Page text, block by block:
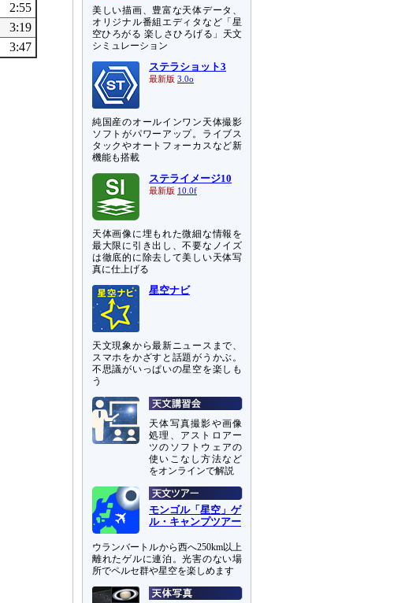
2:55
3:19
3:47
美しい描画、豊富な天体データ、
オリジナル番組エディタなど「星
空ひろがる 楽しさひろげる」天文
シミュレーション
ステラショット3
最新版 3.0o
純国産のオールインワン天体撮影
ソフトがパワーアップ。ライブス
タックやオートフォーカスなど新
機能も搭載
ステライメージ10
最新版 10.0f
天体画像に埋もれた微細な情報を
最大限に引き出し、不要なノイズ
は徹底的に除去して美しい天体写
真に仕上げる
星空ナビ
天文現象から最新ニュースまで、
スマホをかざすと話題がうかぶ。
不思議がいっぱいの星空を楽しも
う
天体写真撮影や画像
処理、アストロアー
ツのソフトウェアの
使いこなし方法など
をオンラインで解説
モンゴル「星空」ゲ
ル・キャンプツアー
ウランバートルから西へ250km以上
離れたゲルに連泊。光害のない場
所でペルセ群や星空を楽しめます